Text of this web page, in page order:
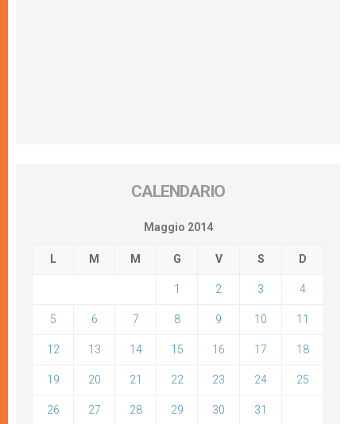
CALENDARIO
Maggio 2014
L M M G V S D
1 2 3 4
5 6 7 8 9 10 11
12 13 14 15 16 17 18
19 20 21 22 23 24 25
26 27 28 29 30 31